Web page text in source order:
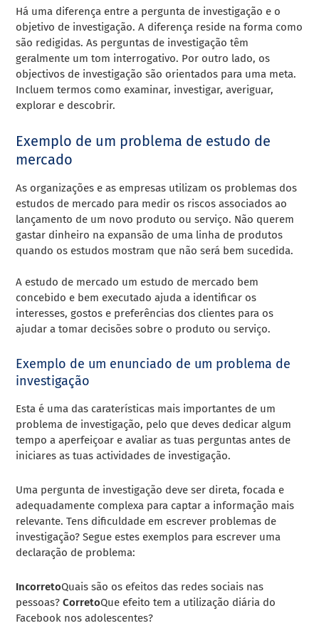
Há uma diferença entre a pergunta de investigação e o
objetivo de investigação. A diferença reside na forma como
são redigidas. As perguntas de investigação têm
geralmente um tom interrogativo. Por outro lado, os
objectivos de investigação são orientados para uma meta.
Incluem termos como examinar, investigar, averiguar,
explorar e descobrir.
Exemplo de um problema de estudo de
mercado
As organizações e as empresas utilizam os problemas dos
estudos de mercado para medir os riscos associados ao
lançamento de um novo produto ou serviço. Não querem
gastar dinheiro na expansão de uma linha de produtos
quando os estudos mostram que não será bem sucedida.
A estudo de mercado um estudo de mercado bem
concebido e bem executado ajuda a identificar os
interesses, gostos e preferências dos clientes para os
ajudar a tomar decisões sobre o produto ou serviço.
Exemplo de um enunciado de um problema de
investigação
Esta é uma das caraterísticas mais importantes de um
problema de investigação, pelo que deves dedicar algum
tempo a aperfeiçoar e avaliar as tuas perguntas antes de
iniciares as tuas actividades de investigação.
Uma pergunta de investigação deve ser direta, focada e
adequadamente complexa para captar a informação mais
relevante. Tens dificuldade em escrever problemas de
investigação? Segue estes exemplos para escrever uma
declaração de problema:
IncorretoQuais são os efeitos das redes sociais nas
pessoas? CorretoQue efeito tem a utilização diária do
Facebook nos adolescentes?